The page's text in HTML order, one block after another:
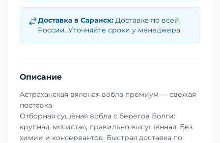
Доставка в Саранск: Доставка по всей
России. Уточняйте сроки у менеджера.
Описание
Астраханская вяленая вобла премиум — свежая
поставка
Отборная сушёная вобла с берегов Волги:
крупная, мясистая, правильно высушенная. Без
химии и консервантов. Быстрая доставка по